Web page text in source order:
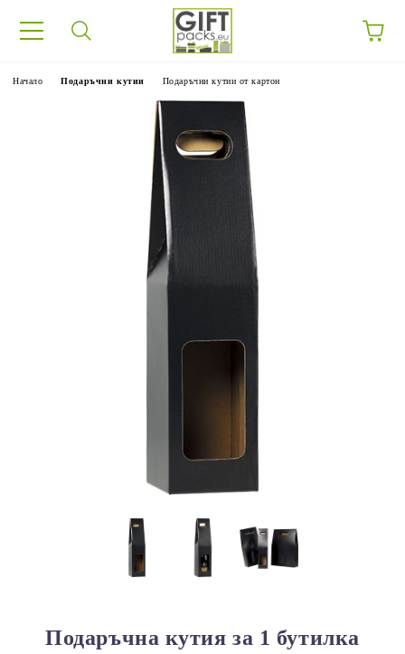
Начало Подаръчни кутии Подаръчни кутии от картон
Подаръчна кутия за 1 бутилка